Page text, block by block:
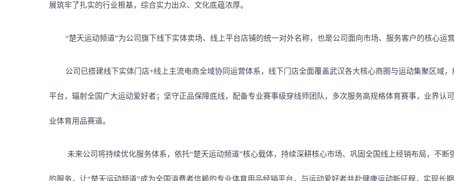
展筑牢了扎实的行业根基，综合实力出众、文化底蕴浓厚。
“楚天运动频道”为公司旗下线下实体卖场、线上平台店铺的统一对外名称，也是公司面向市场、服务客户的核心运
公司已搭建线下实体门店+线上主流电商全域协同运营体系，线下门店全面覆盖武汉各大核心商圈与运动集聚区域
平台，辐射全国广大运动爱好者；坚守正品保障底线，配备专业赛事级穿线师团队，多次服务高规格体育赛事，业界认
业体育用品赛道。
未来公司将持续优化服务体系，依托“楚天运动频道”核心载体，持续深耕核心市场、巩固全国线上经销布局，不
的服务，让“楚天运动频道”成为全国消费者信赖的专业体育用品经销平台，与运动爱好者共赴健康运动新征程，实现长期